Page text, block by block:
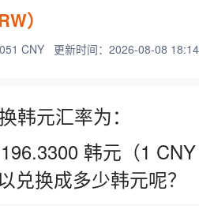
）
CNY 更新时间：2026-08-08
韩元汇率为：
韩元（1
兑换成多少韩元呢？